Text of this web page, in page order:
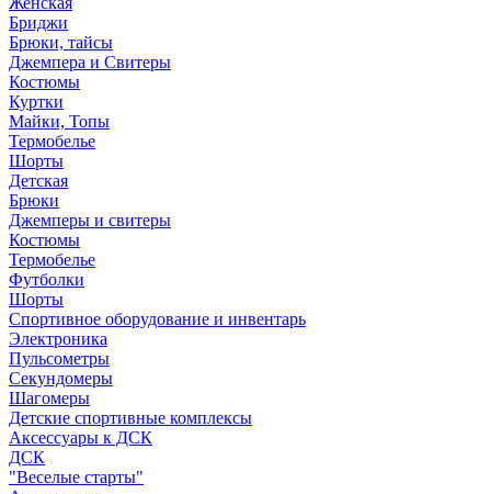
Бриджи
Брюки, тайсы
Джемпера и Свитеры
Костюмы
Куртки
Майки, Топы
Термобелье
Шорты
Детская
Брюки
Джемперы и свитеры
Костюмы
Термобелье
Футболки
Шорты
Спортивное оборудование и инвентарь
Электроника
Пульсометры
Секундомеры
Шагомеры
Детские спортивные комплексы
Аксессуары к ДСК
ДСК
"Веселые старты"